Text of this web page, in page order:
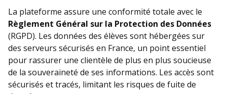
La plateforme assure une conformité totale avec le
Règlement Général sur la Protection des Données
(RGPD). Les données des élèves sont hébergées sur
des serveurs sécurisés en France, un point essentiel
pour rassurer une clientèle de plus en plus soucieuse
de la souveraineté de ses informations. Les accès sont
sécurisés et tracés, limitant les risques de fuite de